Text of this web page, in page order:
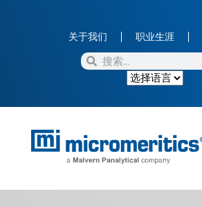
关于我们 职业生涯